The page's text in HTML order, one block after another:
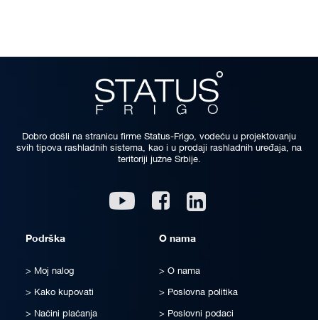
Dobro došli na stranicu firme Status-Frigo, vodeću u projektovanju
svih tipova rashladnih sistema, kao i u prodaji rashladnih uređaja, na
teritoriji južne Srbije.
Youtube Facebook
Podrška
Moj nalog
Kako kupovati
Načini plaćanja
O nama
O nama
Poslovna politika
Poslovni podaci